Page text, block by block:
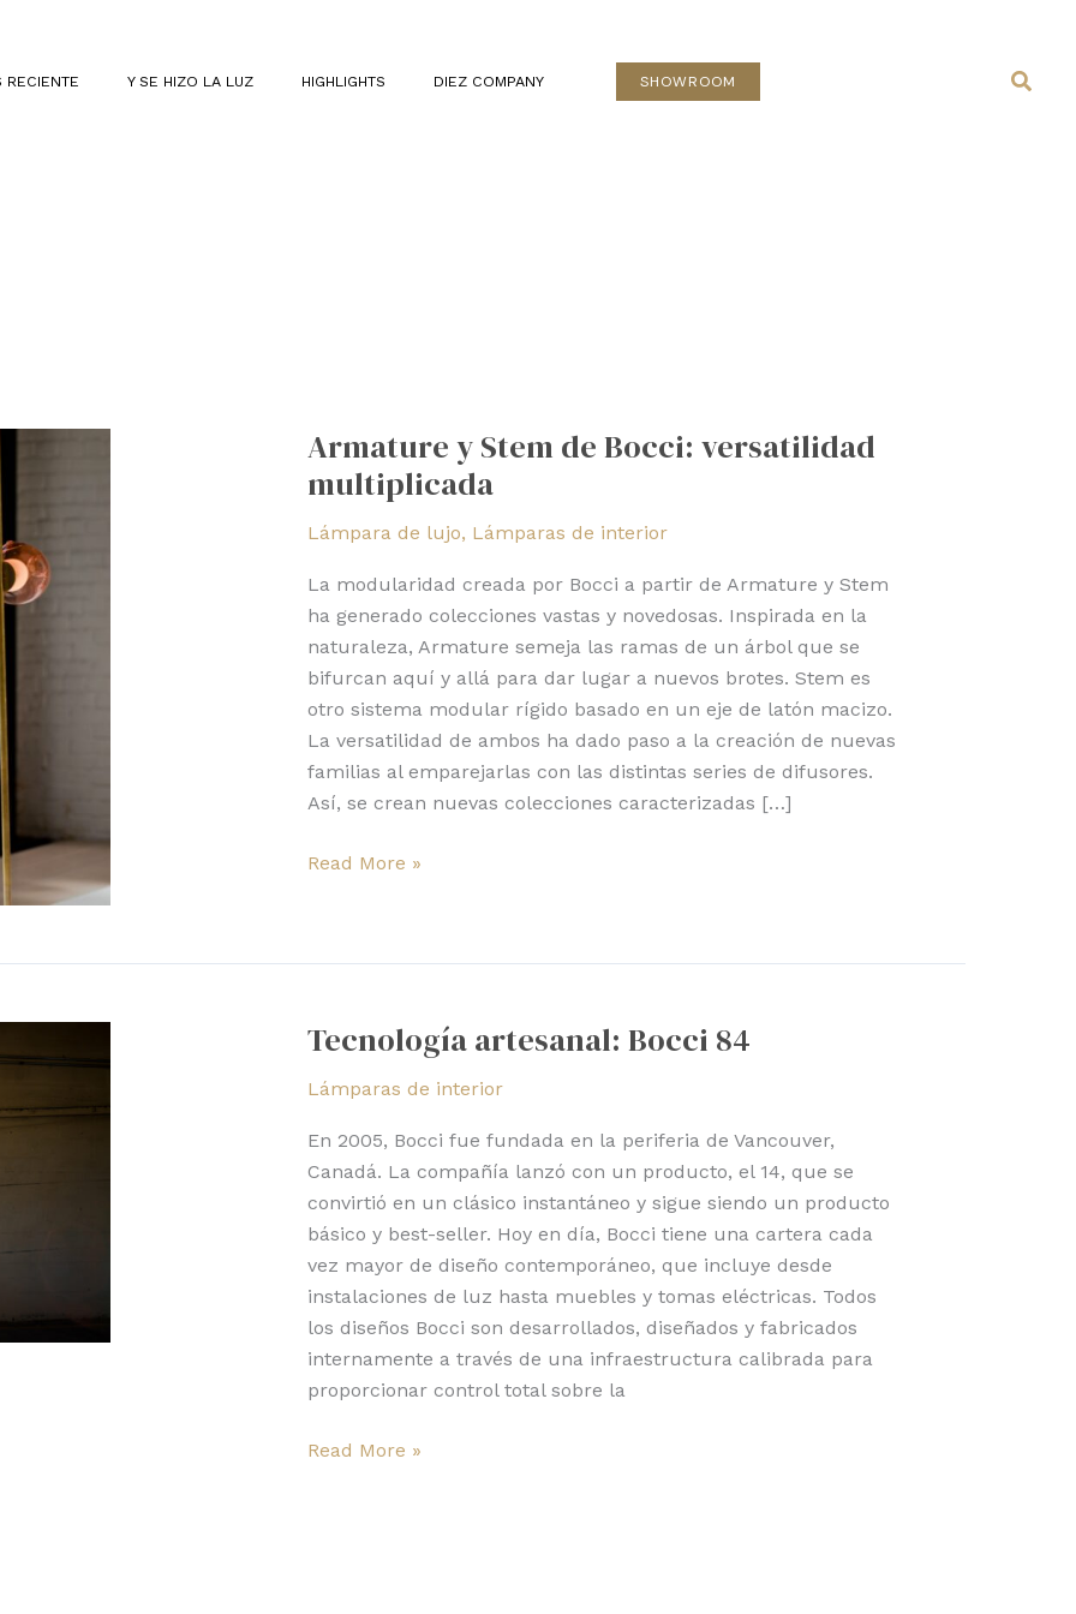
RECIENTE Y SE HIZO LA LUZ HIGHLIGHTS DIEZ COMPANY SHOWROOM
Armature y Stem de Bocci: versatilidad
multiplicada
Lámpara de lujo, Lámparas de interior
La modularidad creada por Bocci a partir de Armature y Stem
ha generado colecciones vastas y novedosas. Inspirada en la
naturaleza, Armature semeja las ramas de un árbol que se
bifurcan aquí y allá para dar lugar a nuevos brotes. Stem es
otro sistema modular rígido basado en un eje de latón macizo.
La versatilidad de ambos ha dado paso a la creación de nuevas
familias al emparejarlas con las distintas series de difusores.
Así, se crean nuevas colecciones caracterizadas […]
Stem
de
versatilidad
multiplicada
Read More »
Tecnología artesanal: Bocci 84
Lámparas de interior
En 2005, Bocci fue fundada en la periferia de Vancouver,
Canadá. La compañía lanzó con un producto, el 14, que se
convirtió en un clásico instantáneo y sigue siendo un producto
básico y best-seller. Hoy en día, Bocci tiene una cartera cada
vez mayor de diseño contemporáneo, que incluye desde
instalaciones de luz hasta muebles y tomas eléctricas. Todos
los diseños Bocci son desarrollados, diseñados y fabricados
internamente a través de una infraestructura calibrada para
proporcionar control total sobre la
Bocci
Read More »